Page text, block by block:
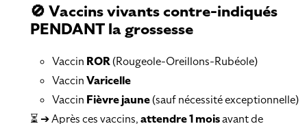
🚫 Vaccins vivants contre-indiqués
PENDANT la grossesse
Vaccin ROR(Rougeole-Oreillons-Rubéole)
VaccinVaricelle
Vaccin Fièvre jaune(sauf nécessité exceptionnelle)
⏳ ➔ Après ces vaccins,attendre 1 moisavant de